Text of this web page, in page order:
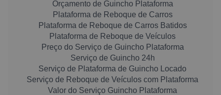
Orçamento de Guincho Plataforma
Plataforma de Reboque de Carros
Plataforma de Reboque de Carros Batidos
Plataforma de Reboque de Veículos
Preço do Serviço de Guincho Plataforma
Serviço de Guincho 24h
Serviço de Plataforma de Guincho Locado
Serviço de Reboque de Veículos com Plataforma
Valor do Serviço Guincho Plataforma